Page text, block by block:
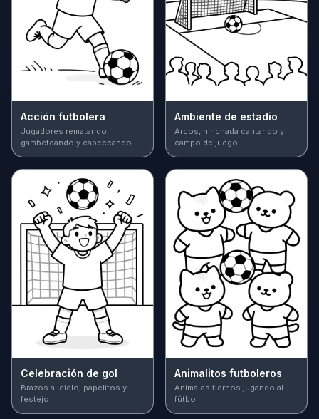
Acción futbolera
Jugadores rematando,
gambeteando y cabeceando
Ambiente de estadio
Arcos, hinchada cantando y
campo de juego
Celebración de gol
Brazos al cielo, papelitos y
festejo
Animalitos futboleros
Animales tiernos jugando al
fútbol